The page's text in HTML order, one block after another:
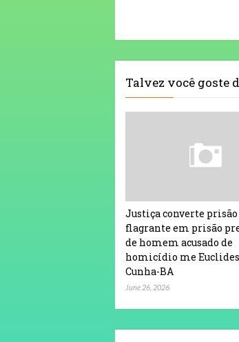
Talvez você goste
Justiça converte
flagrante em prisão
de homem acusado de
homicídio me
Cunha-BA
June 26, 2026